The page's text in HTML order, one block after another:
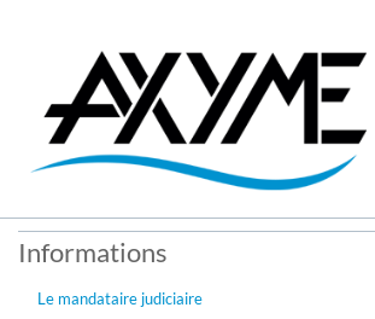
Informations
Le mandataire judiciaire